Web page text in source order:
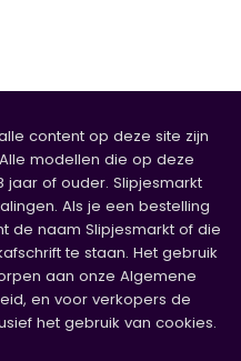
content op deze site zijn
modellen die op deze
jaar of ouder. Slipjesmarkt
Als je een bestelling
de naam Slipjesmarkt of die
te staan. Het gebruik
aan onze Algemene
en voor verkopers de
het gebruik van cookies.